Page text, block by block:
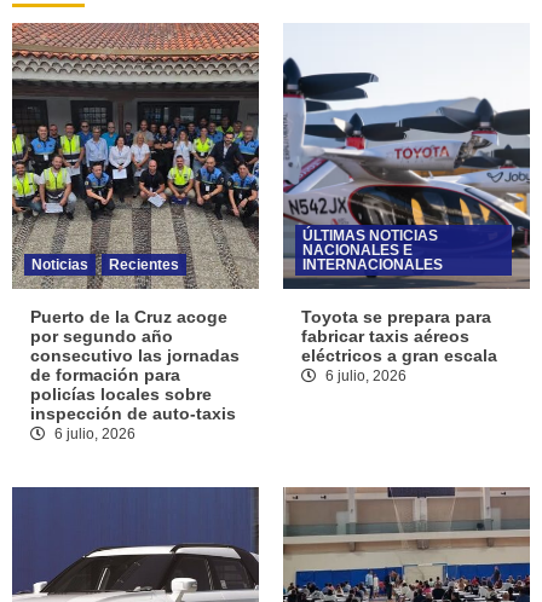
Noticias Recientes
Puerto de la Cruz acoge
por segundo año
consecutivo las jornadas
de formación para
policías locales sobre
inspección de auto-taxis
6 julio, 2026
ÚLTIMAS NOTICIAS
NACIONALES E
INTERNACIONALES
Toyota se prepara para
fabricar taxis aéreos
eléctricos a gran escala
6 julio, 2026